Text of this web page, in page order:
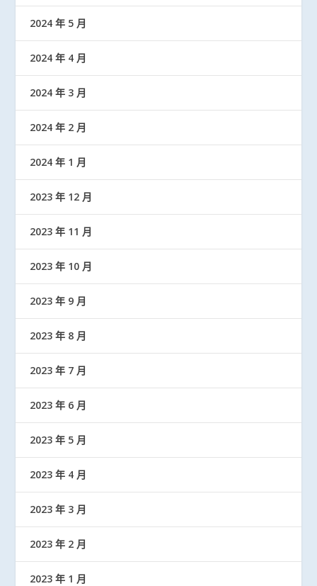
2024 年 5 月
2024 年 4 月
2024 年 3 月
2024 年 2 月
2024 年 1 月
2023 年 12 月
2023 年 11 月
2023 年 10 月
2023 年 9 月
2023 年 8 月
2023 年 7 月
2023 年 6 月
2023 年 5 月
2023 年 4 月
2023 年 3 月
2023 年 2 月
2023 年 1 月